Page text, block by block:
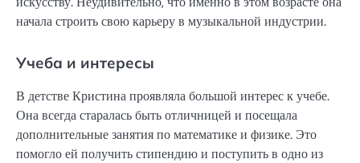
начала строить свою карьеру в музыкальной индустрии.
Учеба и интересы
В детстве Кристина проявляла большой интерес к учебе.
Она всегда старалась быть отличницей и посещала
дополнительные занятия по математике и физике. Это
помогло ей получить стипендию и поступить в одно из